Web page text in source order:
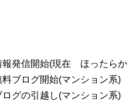
発信開始(現在 ほったらか
ブログ開始(マンション系)
グの引越し(マンション系)